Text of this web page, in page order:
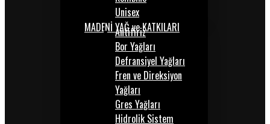
Unisex
MADENİ YAĞ ve KATKILARI
Antifiriz
Bor Yağları
Defransiyel Yağları
Fren ve Direksiyon
Yağları
Gres Yağları
Hidrolik Sistem